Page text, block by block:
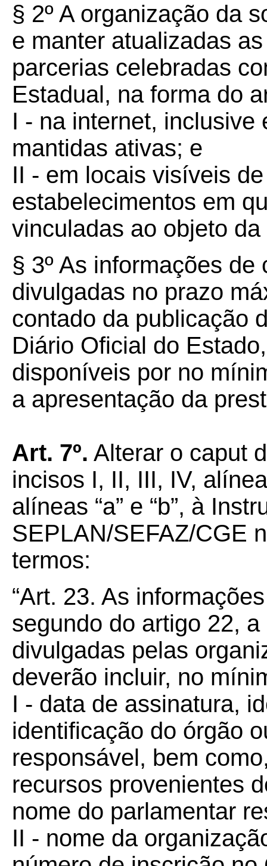
§ 2º A organização da
e manter atualizadas
parcerias celebradas
Estadual, na forma do
I - na internet, inclusive
mantidas ativas; e
II - em locais visíveis
estabelecimentos em
vinculadas ao objeto
§ 3º As informações
divulgadas no prazo
contado da publicação
Diário Oficial do
disponíveis por no
a apresentação da
Art. 7º. Alterar o caput
incisos I, II, III, IV,
alíneas “a” e “b”, à
SEPLAN/SEFAZ/CGE
termos:
“Art. 23. As
segundo do artigo 22,
divulgadas pelas
deverão incluir, no
I - data de assinatura,
identificação do órgão
responsável, bem
recursos provenientes
nome do parlamentar
II - nome da